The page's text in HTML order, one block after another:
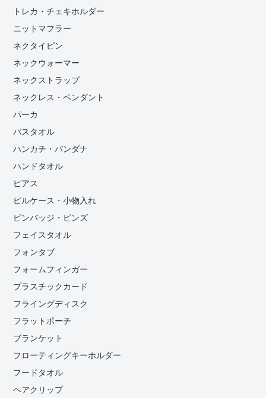
トレカ・チェキホルダー
ニットマフラー
ネクタイピン
ネックウォーマー
ネックストラップ
ネックレス・ペンダント
パーカ
バスタオル
ハンカチ・バンダナ
ハンドタオル
ピアス
ピルケース・小物入れ
ピンバッジ・ピンズ
フェイスタオル
フォンタブ
フォームフィンガー
プラスチックカード
フライングディスク
フラットポーチ
ブランケット
フローティングキーホルダー
フードタオル
ヘアクリップ